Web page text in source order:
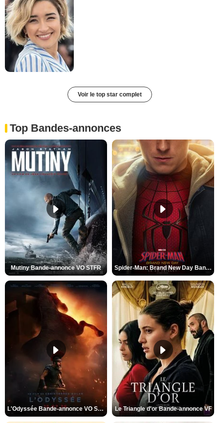
Voir le top star complet
Top Bandes-annonces
Mutiny Bande-annonce VO STFR Spider-Man: Brand New Day Bande-annonce VO STFR
L'Odyssée Bande-annonce VO STFR Le Triangle d'or Bande-annonce VF